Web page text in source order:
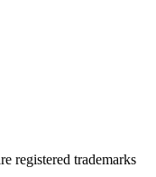
registered trademarks